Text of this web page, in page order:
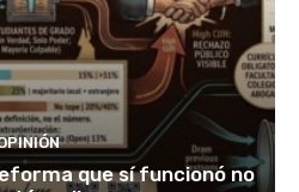
que sí funcionó no